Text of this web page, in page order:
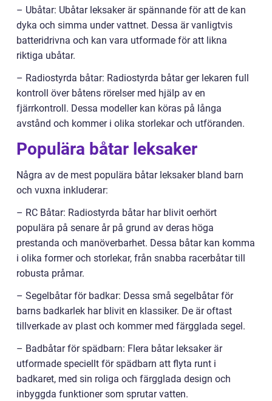
– Ubåtar: Ubåtar leksaker är spännande för att de kan
dyka och simma under vattnet. Dessa är vanligtvis
batteridrivna och kan vara utformade för att likna
riktiga ubåtar.
– Radiostyrda båtar: Radiostyrda båtar ger lekaren full
kontroll över båtens rörelser med hjälp av en
fjärrkontroll. Dessa modeller kan köras på långa
avstånd och kommer i olika storlekar och utföranden.
Populära båtar leksaker
Några av de mest populära båtar leksaker bland barn
och vuxna inkluderar:
– RC Båtar: Radiostyrda båtar har blivit oerhört
populära på senare år på grund av deras höga
prestanda och manöverbarhet. Dessa båtar kan komma
i olika former och storlekar, från snabba racerbåtar till
robusta pråmar.
– Segelbåtar för badkar: Dessa små segelbåtar för
barns badkarlek har blivit en klassiker. De är oftast
tillverkade av plast och kommer med färgglada segel.
– Badbåtar för spädbarn: Flera båtar leksaker är
utformade speciellt för spädbarn att flyta runt i
badkaret, med sin roliga och färgglada design och
inbyggda funktioner som sprutar vatten.